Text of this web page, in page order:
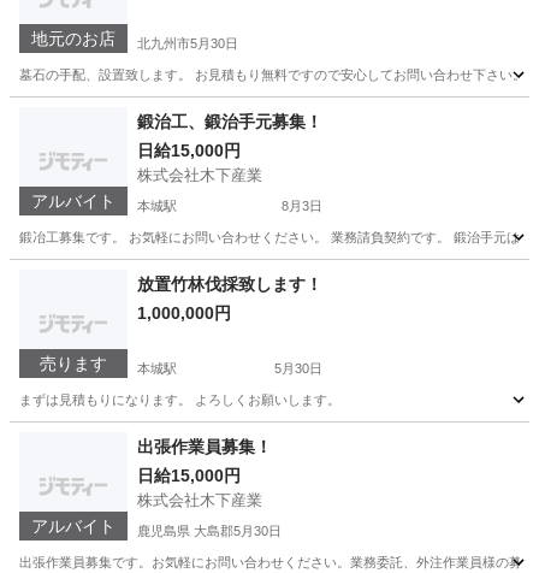
地元のお店 北九州市5月30日
墓石の手配、設置致します。 お見積もり無料ですので安心してお問い合わせ下さい。
その他 墓石
アルバイト
鍛治工、鍛治手元募集！
日給15,000円
株式会社木下産業
本城駅 8月3日
鍛冶工募集です。 お気軽にお問い合わせください。 業務請負契約です。 鍛治手元は
本城駅 その他 手元
売ります
放置竹林伐採致します！
1,000,000円
本城駅 5月30日
まずは見積もりになります。 よろしくお願いします。
本城駅 その他
アルバイト
出張作業員募集！
日給15,000円
株式会社木下産業
鹿児島県 大島郡5月30日
出張作業員募集です。お気軽にお問い合わせください。業務委託、外注作業員様の募